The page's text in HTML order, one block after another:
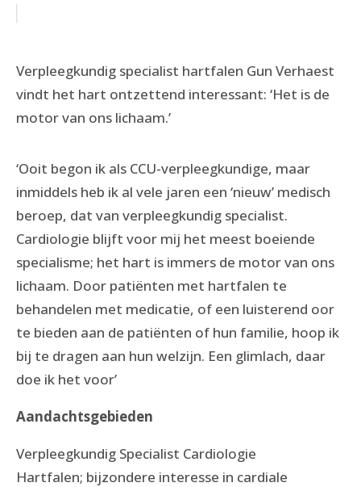
Verpleegkundig specialist hartfalen Gun Verhaest
vindt het hart ontzettend interessant: ‘Het is de
motor van ons lichaam.’
‘Ooit begon ik als CCU-verpleegkundige, maar
inmiddels heb ik al vele jaren een ‘nieuw’ medisch
beroep, dat van verpleegkundig specialist.
Cardiologie blijft voor mij het meest boeiende
specialisme; het hart is immers de motor van ons
lichaam. Door patiënten met hartfalen te
behandelen met medicatie, of een luisterend oor
te bieden aan de patiënten of hun familie, hoop ik
bij te dragen aan hun welzijn. Een glimlach, daar
doe ik het voor’
Aandachtsgebieden
Verpleegkundig Specialist Cardiologie
Hartfalen; bijzondere interesse in cardiale